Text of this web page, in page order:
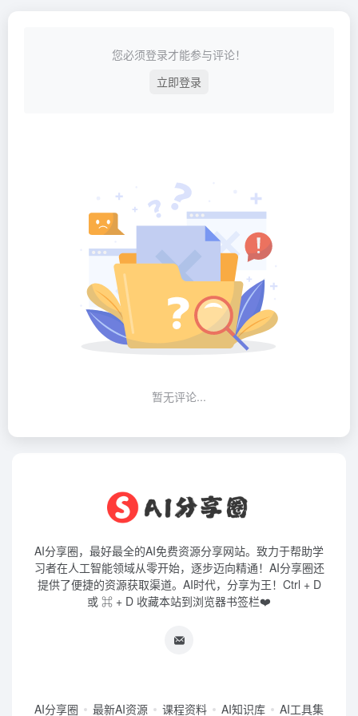
您必须登录才能参与评论！
立即登录
暂无评论...
AI分享圈，最好最全的AI免费资源分享网站。致力于帮助学
习者在人工智能领域从零开始，逐步迈向精通！AI分享圈还
提供了便捷的资源获取渠道。AI时代，分享为王！Ctrl + D
或 ⌘ + D 收藏本站到浏览器书签栏❤️
AI分享圈 最新AI资源 课程资料 AI知识库 AI工具集